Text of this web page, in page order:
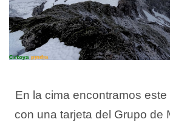
En la cima encontramos
con una tarjeta del Grupo de